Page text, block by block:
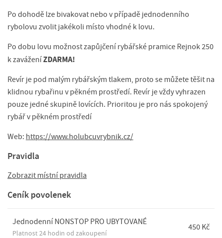
Po dohodě lze bivakovat nebo v případě jednodenního
rybolovu zvolit jakékoli místo vhodné k lovu.
Po dobu lovu možnost zapůjčení rybářské pramice Rejnok 250
k zaváženíZDARMA!
Revír je pod malým rybářským tlakem, proto se můžete těšit na
klidnou rybařinu v pěkném prostředí. Revír je vždy vyhrazen
pouze jedné skupině lovících. Prioritou je pro nás spokojený
rybář v pěkném prostředí
Web: https://www.holubcuvrybnik.cz/
Pravidla
Zobrazit místní pravidla
Ceník povolenek
Jednodenní NONSTOP PRO UBYTOVANÉ
Platnost 24 hodin od zakoupení
450 Kč